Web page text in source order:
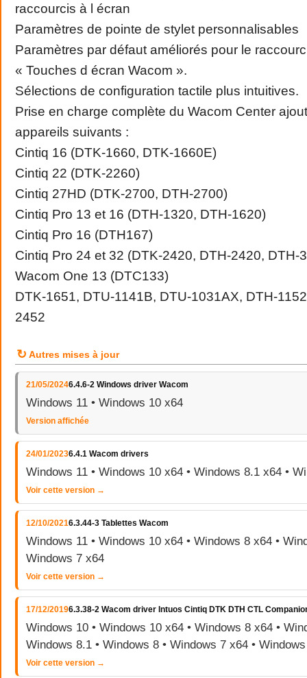
raccourcis à l écran
Paramètres de pointe de stylet personnalisables
Paramètres par défaut améliorés pour le
« Touches d écran Wacom ».
Sélections de configuration tactile plus intuitives.
Prise en charge complète du Wacom Center
appareils suivants :
Cintiq 16 (DTK-1660, DTK-1660E)
Cintiq 22 (DTK-2260)
Cintiq 27HD (DTK-2700, DTH-2700)
Cintiq Pro 13 et 16 (DTH-1320, DTH-1620)
Cintiq Pro 16 (DTH167)
Cintiq Pro 24 et 32 ​​(DTK-2420, DTH-2420, DTH-
Wacom One 13 (DTC133)
DTK-1651, DTU-1141B, DTU-1031AX, DTH-
2452
↻ Autres mises à jour
21/05/20246.4.6-2 Windows driver Wacom
Windows 11 • Windows 10 x64
Version affichée
24/01/20236.4.1 Wacom drivers
Windows 11 • Windows 10 x64 • Windows 8.1 x64 •
Voir cette version →
12/10/20216.3.44-3 Tablettes Wacom
Windows 11 • Windows 10 x64 • Windows 8 x64 •
Windows 7 x64
Voir cette version →
17/12/20196.3.38-2 Wacom driver Intuos Cintiq DTK DTH CTL
Windows 10 • Windows 10 x64 • Windows 8 x64 •
Windows 8.1 • Windows 8 • Windows 7 x64 •
Voir cette version →